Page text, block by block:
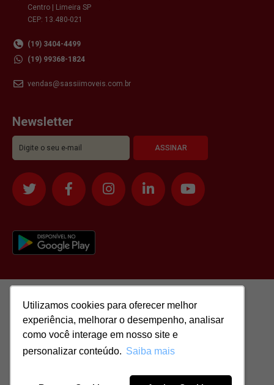
Utilizamos cookies para oferecer melhor
experiência, melhorar o desempenho, analisar
como você interage em nosso site e
personalizar conteúdo. Saiba mais
Utilizamos cookies para oferecer melhor
experiência, melhorar o desempenho, analisar
como você interage em nosso site e
personalizar conteúdo. Saiba mais
Centro | Limeira SP
CEP: 13.480-021
(19) 3404-4499
(19) 99368-1824
vendas@sassiimoveis.com.br
Newsletter
51.417.293/0001-48 | CRECI: J-04970/1